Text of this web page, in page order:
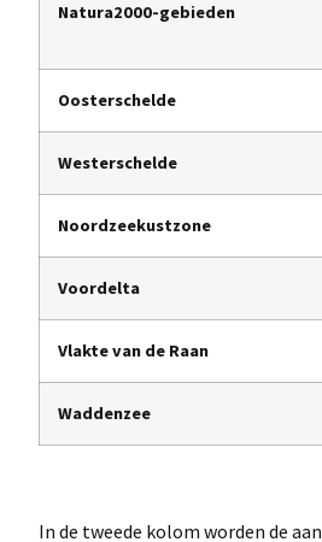
Natura2000-gebieden
Oosterschelde
Westerschelde
Noordzeekustzone
Voordelta
Vlakte van de Raan
Waddenzee
In de tweede kolom worden de